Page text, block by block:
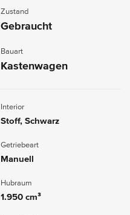
Zustand
Gebraucht
Bauart
Kastenwagen
Interior
Stoff, Schwarz
Getriebeart
Manuell
Hubraum
1.950 cm³